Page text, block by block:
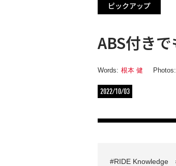
ピックアップ
ABS付き
Words: 根本 健 Photos:
2022/10/03
RIDE Knowledge